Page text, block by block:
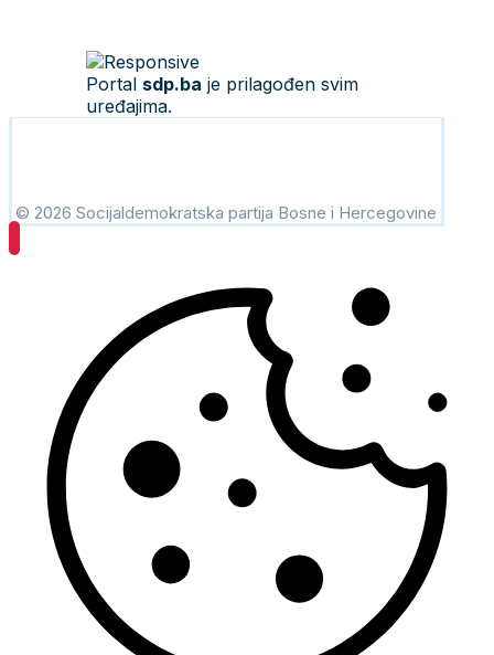
Portal sdp.ba je prilagođen svim
uređajima.
© 2026 Socijaldemokratska partija Bosne i Hercegovine